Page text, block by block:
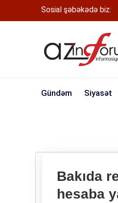
Sosial şəbəkədə biz:
Gündəm Siyasət
Bakıda
hesaba